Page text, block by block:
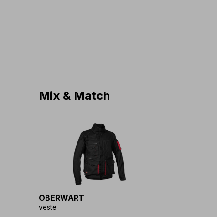
Mix & Match
OBERWART
veste